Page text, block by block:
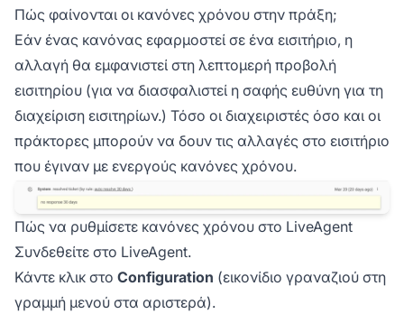
Πώς φαίνονται οι κανόνες χρόνου στην πράξη;
Εάν ένας κανόνας εφαρμοστεί σε ένα εισιτήριο, η
αλλαγή θα εμφανιστεί στη λεπτομερή προβολή
εισιτηρίου (για να διασφαλιστεί η σαφής ευθύνη για τη
διαχείριση εισιτηρίων.) Τόσο οι διαχειριστές όσο και οι
πράκτορες μπορούν να δουν τις αλλαγές στο εισιτήριο
που έγιναν με ενεργούς κανόνες χρόνου.
Πώς να ρυθμίσετε κανόνες χρόνου στο LiveAgent
Συνδεθείτε στο LiveAgent.
Κάντε κλικ στο Configuration (εικονίδιο γραναζιού στη
γραμμή μενού στα αριστερά).